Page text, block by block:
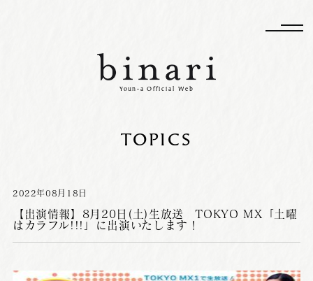
Youn-a Official Web
TOPICS
2022年08 月 18 日
【出演情報】8月20日(土)生放送 TOKYO MX「土曜
はカラフル!!!」に出演いたします！